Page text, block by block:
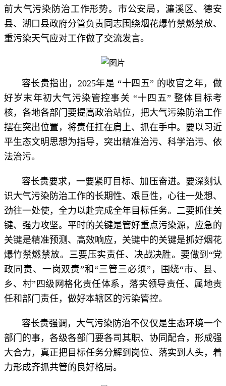
前大气污染防治工作形势。市公安局，濂溪区、德安
县、湖口县政府分管负责同志围绕烟花爆竹禁燃禁放、
重污染天气应对工作做了交流发言。
容长贵指出，2025年是 “十四五” 的收官之年，做
好岁末年初大气污染管控事关 “十四五” 整体目标考
核，各地各部门要提高政治站位，把大气污染防治工作
摆在突出位置，将责任扛在肩上、抓在手中。要以习近
平生态文明思想为指导，突出精准治污、科学治污、依
法治污。
容长贵要求，一要紧盯目标、加压奋进。要深刻认
识大气污染防治工作的长期性、艰巨性，心往一处想、
劲往一处使，全力以赴完成全年目标任务。二要抓住关
键、强力攻坚。平时的关键是管好重点污染源，应急的
关键是精准预测、高效响应，关键中的关键是抓好烟花
爆竹禁燃禁放。三要压实责任、决战决胜。要做到“党
政同责、一岗双责”和“三管三必须”，围绕“市、县、
乡、村”四级网格化责任体系，落实领导责任、属地责
任和部门责任，做好本辖区的污染管控。
容长贵强调，大气污染防治不仅仅是生态环境一个
部门的事，各级各部门要各司其职、协同配合，形成强
大合力，真正把目标任务分解到岗位、落实到人头，着
力形成齐抓共管的良好格局。